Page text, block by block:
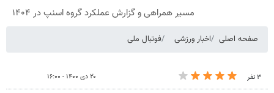
مسیر همراهی و گزارش عملکرد گروه اسنپ در ۱۴۰۴
صفحه اصلی اخبار ورزشی فوتبال ملی
۳ نفر ۲۰ دی ۱۴۰۰ - ۱۶:۰۰